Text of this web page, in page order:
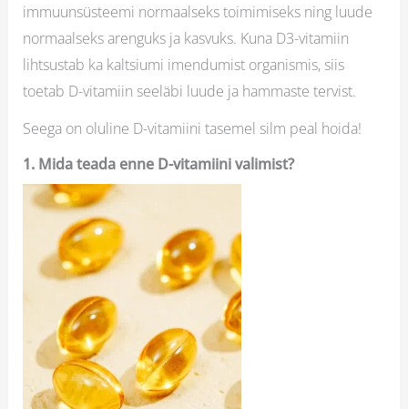
immuunsüsteemi normaalseks toimimiseks ning luude
normaalseks arenguks ja kasvuks. Kuna D3-vitamiin
lihtsustab ka kaltsiumi imendumist organismis, siis
toetab D-vitamiin seeläbi luude ja hammaste tervist.
Seega on oluline D-vitamiini tasemel silm peal hoida!
1. Mida teada enne D-vitamiini valimist?